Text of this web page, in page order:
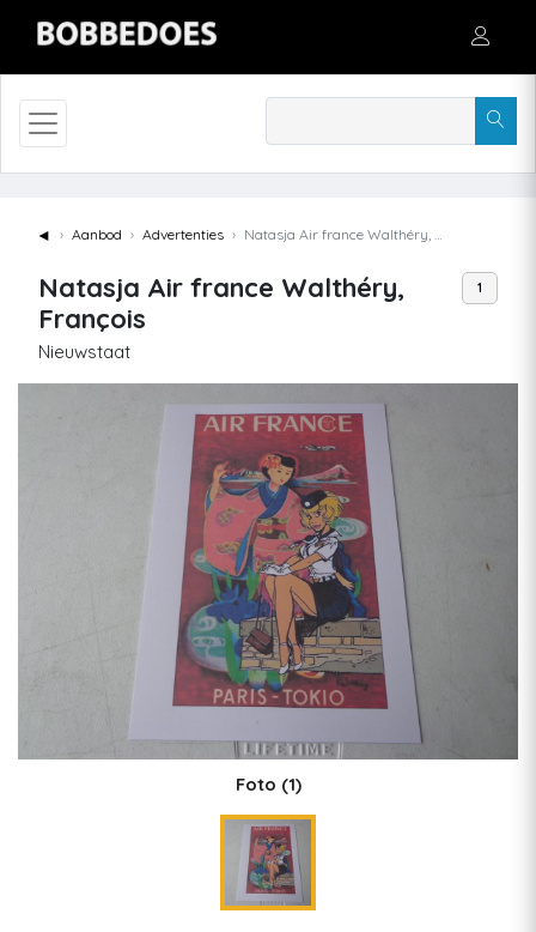
◄ Aanbod Advertenties Natasja Air france Walthéry, François
Natasja Air france Walthéry,
François
Nieuwstaat
1
Foto (1)